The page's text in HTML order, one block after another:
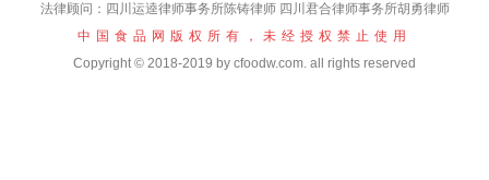
法律顾问：四川运逵律师事务所陈铸律师 四川君合律师事务所胡勇律师
中国食品网版权所有，未经授权禁止使用
Copyright © 2018-2019 by cfoodw.com. all rights reserved